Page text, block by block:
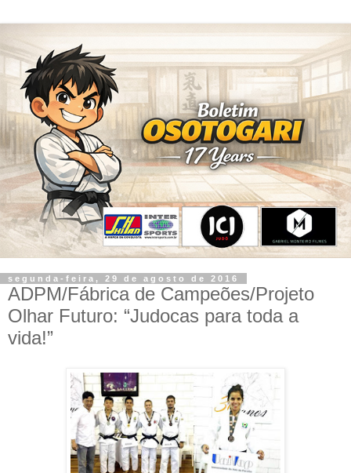
segunda-feira, 29 de agosto de 2016
ADPM/Fábrica de Campeões/Projeto
Olhar Futuro: “Judocas para toda a
vida!”